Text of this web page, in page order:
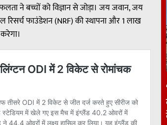
ने बच्चों को विज्ञान से जोड़ा। जय जवान, जय
रिसर्च फाउंडेशन (NRF) की स्थापना और 1 लाख